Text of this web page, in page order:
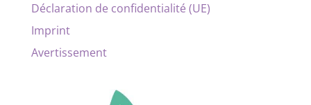
Déclaration de confidentialité (UE)
Imprint
Avertissement